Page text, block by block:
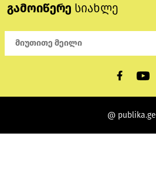
გამოიწერე სიახლე
@ publika.ge